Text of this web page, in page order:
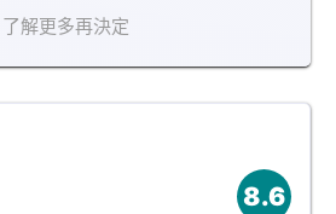
了解更多再決定
8.6